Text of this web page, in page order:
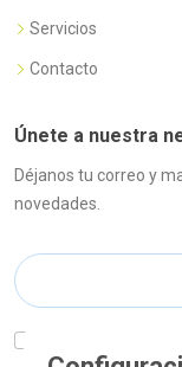
Servicios
Contacto
Únete a nuestra
Déjanos tu correo y
novedades.